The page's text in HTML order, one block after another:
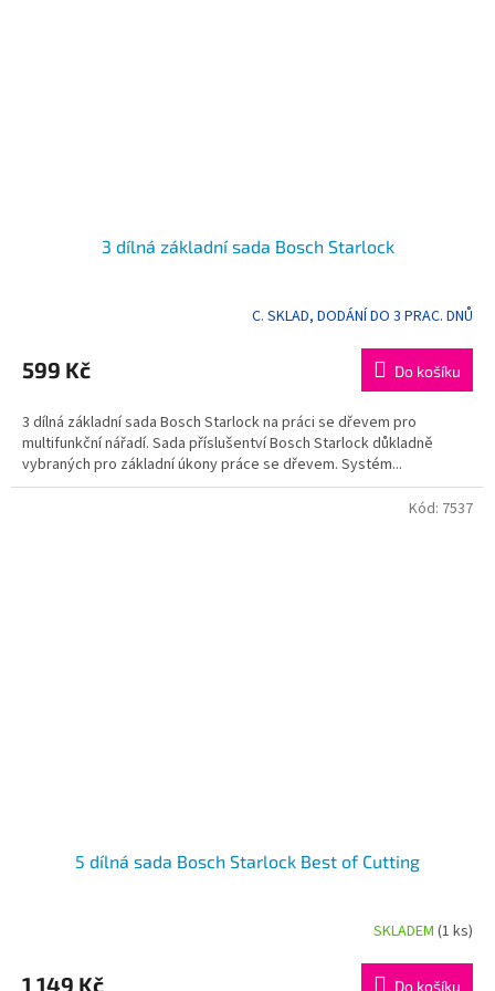
3 dílná základní sada Bosch Starlock
C. SKLAD, DODÁNÍ DO 3 PRAC. DNŮ
599 Kč Do košíku
3 dílná základní sada Bosch Starlock na práci se dřevem pro
multifunkční nářadí. Sada příslušentví Bosch Starlock důkladně
vybraných pro základní úkony práce se dřevem. Systém...
5 dílná sada Bosch Starlock Best of Cutting
SKLADEM (1 ks)
1 149 Kč Do košíku
Kód: 7537